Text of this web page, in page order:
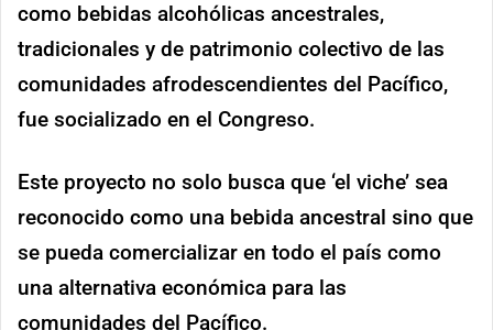
como bebidas alcohólicas ancestrales,
tradicionales y de patrimonio colectivo de las
comunidades afrodescendientes del Pacífico,
fue socializado en el Congreso.
Este proyecto no solo busca que ‘el viche’ sea
reconocido como una bebida ancestral sino que
se pueda comercializar en todo el país como
una alternativa económica para las
comunidades del Pacífico.